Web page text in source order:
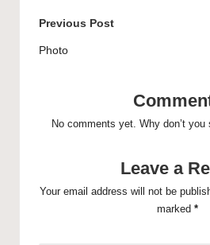
Previous Post
Photo
No comments yet. Why don’t
Leave a
Your email address will not be
marked *